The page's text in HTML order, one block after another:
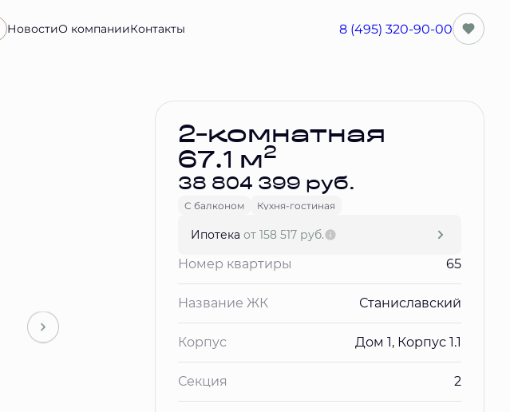
НовостиО компанииКонтакты 8 (495) 320-90-00
Забронировать
2-комнатная
67.1 м2
38 804 399 руб.
С балконом Кухня-гостиная
Ипотека от 158 517 руб.
Номер квартиры 65
Название ЖК Станиславский
Корпус Дом 1, Корпус 1.1
Секция 2